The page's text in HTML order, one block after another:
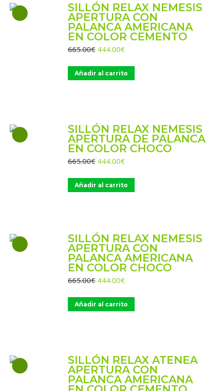
SILLÓN RELAX NEMESIS
APERTURA CON
PALANCA AMERICANA
EN COLOR CEMENTO
665.00€ El
original
era:
444.00€El
actual
es:
Añadir al carrito
SILLÓN RELAX NEMESIS
APERTURA DE PALANCA
EN COLOR CHOCO
665.00€ El
original
era:
444.00€El
actual
es:
Añadir al carrito
SILLÓN RELAX NEMESIS
APERTURA CON
PALANCA AMERICANA
EN COLOR CHOCO
665.00€ El
original
era:
444.00€El
actual
es:
Añadir al carrito
SILLÓN RELAX ATENEA
APERTURA CON
PALANCA AMERICANA